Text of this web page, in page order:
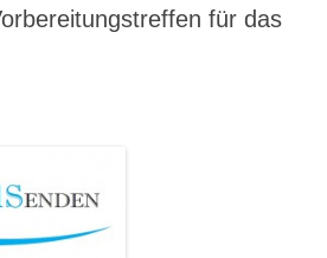
für das